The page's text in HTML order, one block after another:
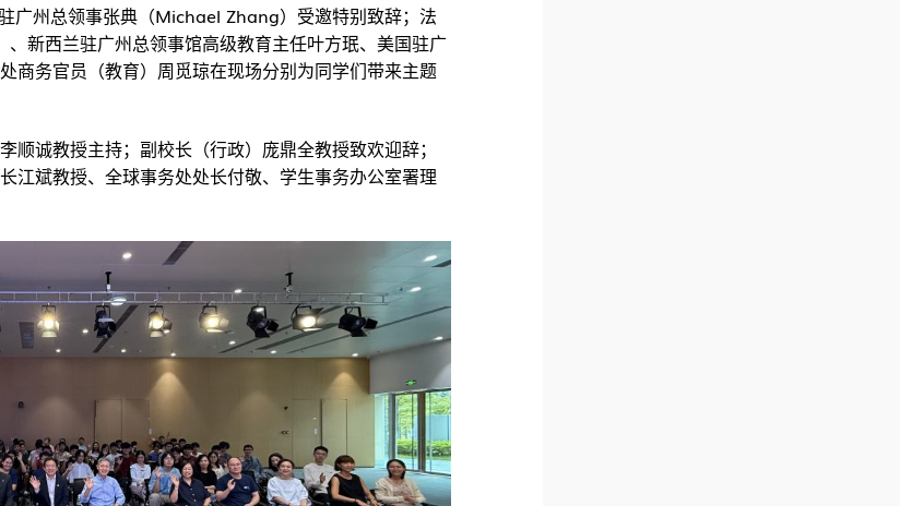
广州总领事张典（Michael Zhang）受邀特别致辞；法
新西兰驻广州总领事馆高级教育主任叶方珉、美国驻广
商务官员（教育）周觅琼在现场分别为同学们带来主题
诚教授主持；副校长（行政）庞鼎全教授致欢迎辞；
江斌教授、全球事务处处长付敬、学生事务办公室署理